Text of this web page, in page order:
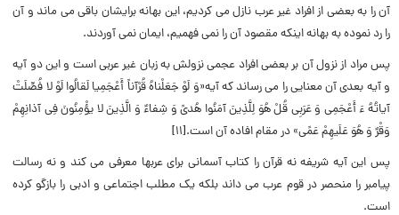
آن را به بعضى از افراد غیر عرب نازل مى کردیم، این بهانه برایشان باقى مى ماند و آن
را رد نموده به بهانه اینکه مقصود آن را نمى فهمیم، ایمان نمى آوردند.
پس مراد از نزول آن بر بعضى افراد عجمى نزولش به زبان غیر عربى است و این دو آیه
و آیه بعدى آن معنایى را مى رساند که آیه«وَ لَوْ جَعَلْناهُ قُرْآناً أَعْجَمِیا لَقالُوا لَوْ لا فُصِّلَتْ
آیاتُهُ ءَ أَعْجَمِی وَ عَرَبِی قُلْ هُوَ لِلَّذِینَ آمَنُوا هُدىً وَ شِفاءٌ وَ الَّذِینَ لا یؤْمِنُونَ فِی آذانِهِمْ
وَقْرٌ وَ هُوَ عَلَیهِمْ عَمًى» در مقام افاده آن است.[۱۱]
پس این آیه شریفه نه قرآن را کتاب آسمانی برای عربها معرفی می کند و نه رسالت
پیامبر را منحصر در قوم عرب می داند بلکه یک مطلب اجتماعی و ادبی را بازگو کرده
است.